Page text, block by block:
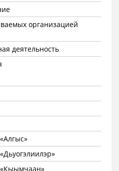
организацией
деятельность
«Кыымчаан»